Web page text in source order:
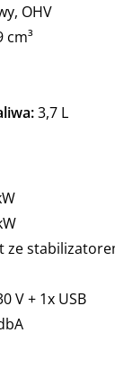
OHV
cm³
3,7 L
ze
V + 1x USB